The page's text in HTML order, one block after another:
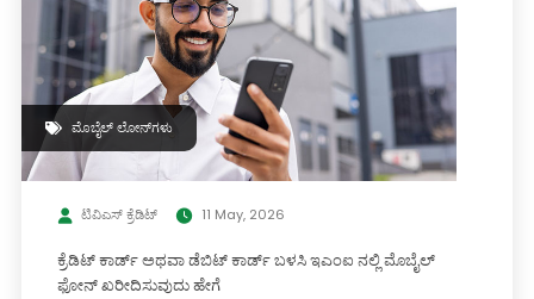
ಮೊಬೈಲ್ ಲೋನ್‌ಗಳು
ಟಿವಿಎಸ್ ಕ್ರೆಡಿಟ್ 11 May, 2026
ಕ್ರೆಡಿಟ್ ಕಾರ್ಡ್ ಅಥವಾ ಡೆಬಿಟ್ ಕಾರ್ಡ್ ಬಳಸಿ ಇಎಂಐ ನಲ್ಲಿ ಮೊಬೈಲ್
ಫೋನ್ ಖರೀದಿಸುವುದು ಹೇಗೆ